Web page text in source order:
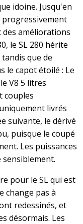
idoine. Jusqu'en
progressivement
des améliorations
le SL 280 hérite
que de
le capot étoilé : Le
V8 5 litres
couples
livrés
suivante, le dérivé
puisque le coupé
Les puissances
pour le SL qui est
change pas à
redessinés, et
désormais. Les